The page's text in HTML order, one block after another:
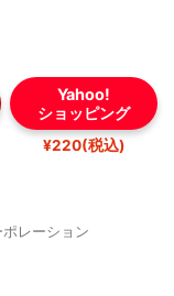
Yahoo!
ショッピング
¥220(税込)
レーション